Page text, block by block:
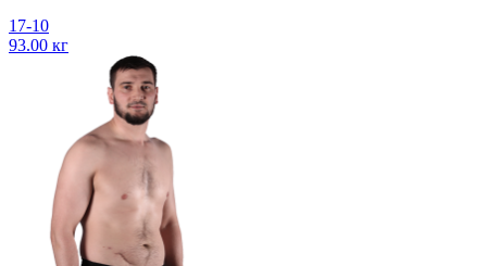
17-10
93.00 кг